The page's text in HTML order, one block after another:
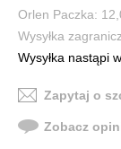
Orlen Paczka:
Wysyłka
Wysyłka nastąpi
Zapytaj o
Zobacz